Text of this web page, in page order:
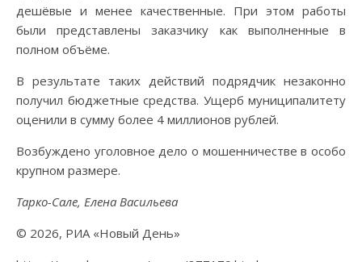
дешёвые и менее качественные. При этом работы
были представлены заказчику как выполненные в
полном объёме.
В результате таких действий подрядчик незаконно
получил бюджетные средства. Ущерб муниципалитету
оценили в сумму более 4 миллионов рублей.
Возбуждено уголовное дело о мошенничестве в особо
крупном размере.
Тарко-Сале, Елена Васильева
© 2026, РИА «Новый День»